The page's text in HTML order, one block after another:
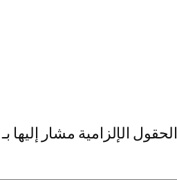
الحقول الإلزامية مشار إليها بـ